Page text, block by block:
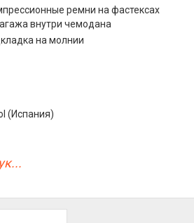
ремни на фастексах
внутри чемодана
на молнии
(Испания)